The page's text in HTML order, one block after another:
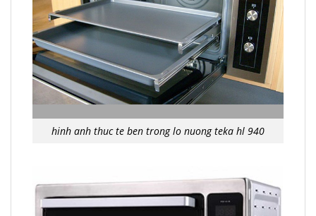
hinh anh thuc te ben trong lo nuong teka hl 940